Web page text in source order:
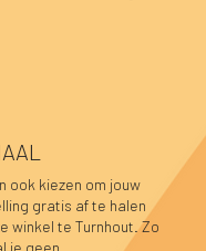
ook kiezen om jouw
gratis af te halen
winkel te Turnhout. Zo